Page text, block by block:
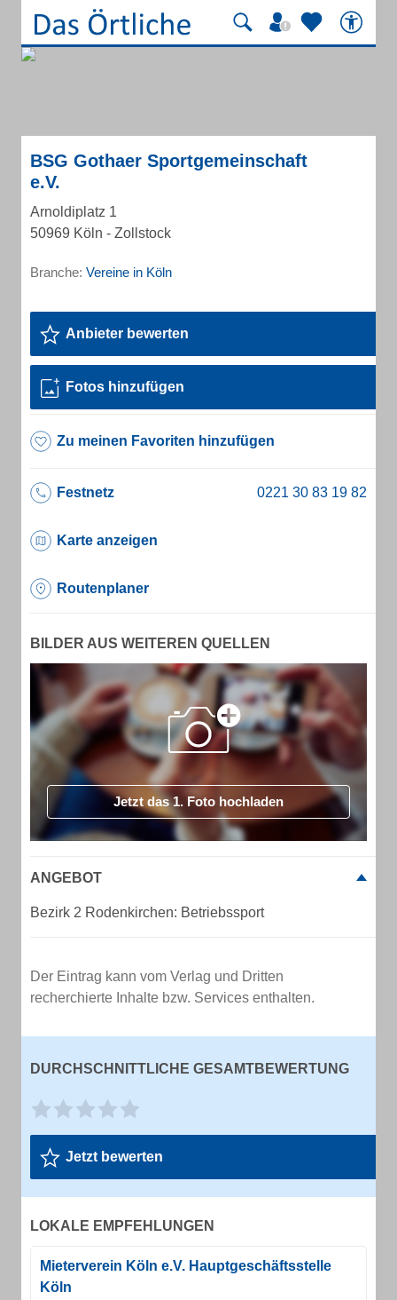
BSG Gothaer Sportgemeinschaft
e.V.
Arnoldiplatz 1
50969 Köln - Zollstock
Branche: Vereine in Köln
Anbieter bewerten
Fotos hinzufügen
Zu meinen Favoriten hinzufügen
Festnetz
Karte anzeigen
Routenplaner
BILDER AUS WEITEREN QUELLEN
Jetzt das 1. Foto hochladen
ANGEBOT
Bezirk 2 Rodenkirchen: Betriebssport
Der Eintrag kann vom Verlag und Dritten
recherchierte Inhalte bzw. Services enthalten.
DURCHSCHNITTLICHE GESAMTBEWERTUNG
Jetzt bewerten
LOKALE EMPFEHLUNGEN
Mieterverein Köln e.V. Hauptgeschäftsstelle
Köln